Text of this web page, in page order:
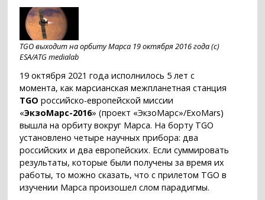
TGO выходит на орбиту Марса 19 октября 2016 года (с)
ESA/ATG medialab
19 октября 2021 года исполнилось 5 лет с
момента, как марсианская межпланетная станция
TGO российско-европейской миссии
«ЭкзоМарс-2016» (проект «ЭкзоМарс»/ExoMars)
вышла на орбиту вокруг Марса. На борту TGO
установлено четыре научных прибора: два
российских и два европейских. Если суммировать
результаты, которые были получены за время их
работы, то можно сказать, что с прилетом TGO в
изучении Марса произошел слом парадигмы.